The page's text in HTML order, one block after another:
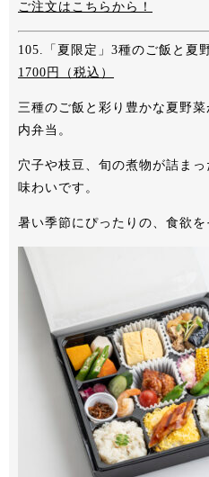
ご注文はこちらから！
105.「夏限定」3種のご飯と夏
1700 円（税込）
三種のご飯と彩り豊かな夏野
内弁当。
穴子や枝豆、旬の煮物が詰ま
味わいです。
暑い季節にぴったりの、食欲を